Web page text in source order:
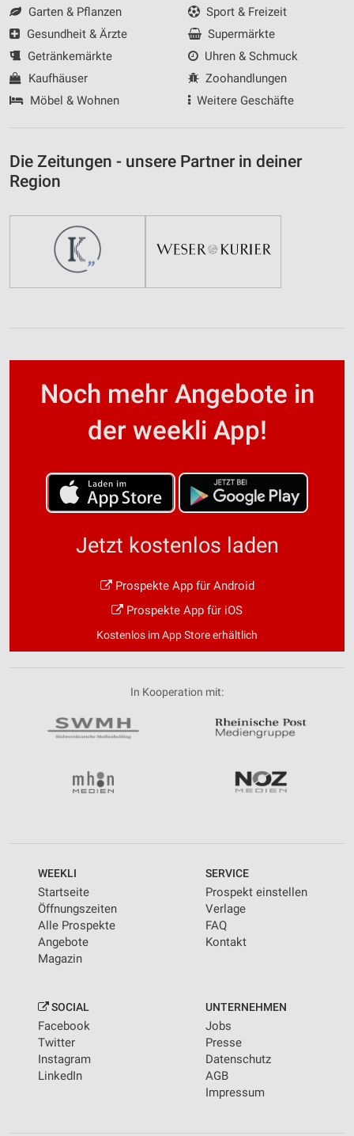
Garten & Pflanzen
Gesundheit & Ärzte
Getränkemärkte
Kaufhäuser
Möbel & Wohnen
Sport & Freizeit
Supermärkte
Uhren & Schmuck
Zoohandlungen
Weitere Geschäfte
Die Zeitungen - unsere Partner in deiner
Region
Noch mehr Angebote in
der weekli App!
Jetzt kostenlos laden
Prospekte App für Android
Prospekte App für iOS
Kostenlos im App Store erhältlich
In Kooperation mit:
WEEKLI
Startseite
Öffnungszeiten
Alle Prospekte
Angebote
Magazin
SERVICE
Prospekt einstellen
Verlage
FAQ
Kontakt
SOCIAL
Facebook
Twitter
Instagram
LinkedIn
UNTERNEHMEN
Jobs
Presse
Datenschutz
AGB
Impressum